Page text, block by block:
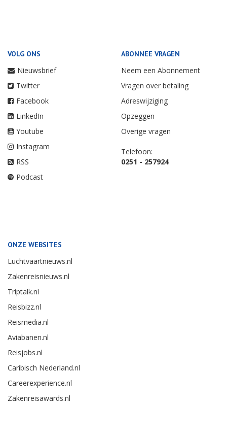
VOLG ONS
Nieuwsbrief
Twitter
Facebook
LinkedIn
Youtube
Instagram
RSS
Podcast
ABONNEE VRAGEN
Neem een Abonnement
Vragen over betaling
Adreswijziging
Opzeggen
Overige vragen
Telefoon:
0251 - 257924
ONZE WEBSITES
Luchtvaartnieuws.nl
Zakenreisnieuws.nl
Triptalk.nl
Reisbizz.nl
Reismedia.nl
Aviabanen.nl
Reisjobs.nl
Caribisch Nederland.nl
Careerexperience.nl
Zakenreisawards.nl